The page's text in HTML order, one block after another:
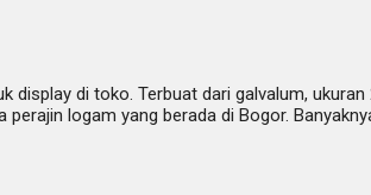
display di toko. Terbuat dari galvalum,
logam yang berada di Bogor.